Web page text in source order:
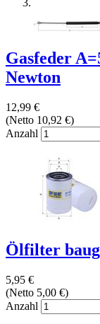
Gasfeder
Newton
12,99 €
(Netto 10,92 €)
Anzahl
Ölfilter
5,95 €
(Netto 5,00 €)
Anzahl